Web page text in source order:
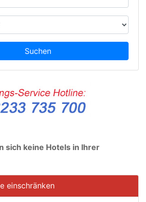
Suchen
sich keine Hotels in Ihrer
einschränken